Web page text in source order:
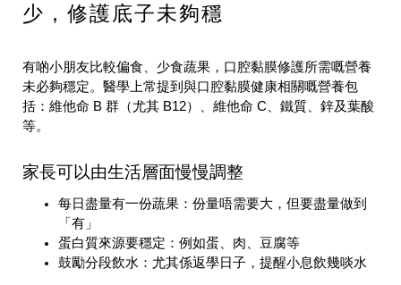
少，修護底子未夠穩
有啲小朋友比較偏食、少食蔬果，口腔黏膜修護所需嘅營養
未必夠穩定。醫學上常提到與口腔黏膜健康相關嘅營養包
括：維他命 B 群（尤其 B12）、維他命 C、鐵質、鋅及葉酸
等。
家長可以由生活層面慢慢調整
每日盡量有一份蔬果：份量唔需要大，但要盡量做到
「有」
蛋白質來源要穩定：例如蛋、肉、豆腐等
鼓勵分段飲水：尤其係返學日子，提醒小息飲幾啖水